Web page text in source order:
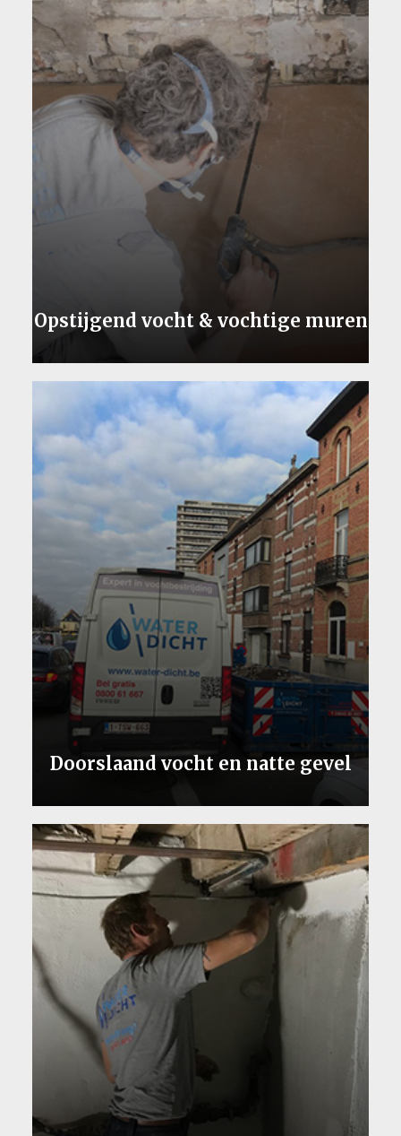
Opstijgend vocht & vochtige muren
Doorslaand vocht en natte gevel